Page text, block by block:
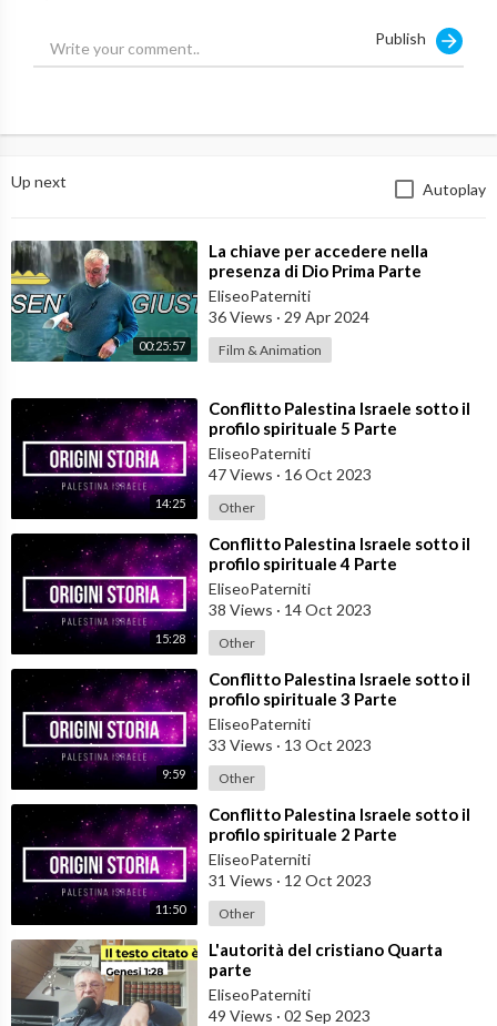
Publish
Up next Autoplay
00:25:57
⁣La chiave per accedere nella
presenza di Dio Prima Parte
EliseoPaterniti
36 Views · 29 Apr 2024
Film & Animation
14:25
⁣Conflitto Palestina Israele sotto il
profilo spirituale 5 Parte
EliseoPaterniti
47 Views · 16 Oct 2023
Other
15:28
⁣Conflitto Palestina Israele sotto il
profilo spirituale 4 Parte
EliseoPaterniti
38 Views · 14 Oct 2023
Other
9:59
⁣Conflitto Palestina Israele sotto il
profilo spirituale 3 Parte
EliseoPaterniti
33 Views · 13 Oct 2023
Other
11:50
⁣Conflitto Palestina Israele sotto il
profilo spirituale 2 Parte
EliseoPaterniti
31 Views · 12 Oct 2023
Other
⁣L'autorità del cristiano Quarta
parte
EliseoPaterniti
49 Views · 02 Sep 2023